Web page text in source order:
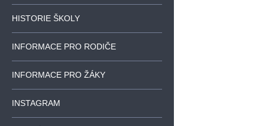
HISTORIE ŠKOLY
INFORMACE PRO RODIČE
INFORMACE PRO ŽÁKY
INSTAGRAM